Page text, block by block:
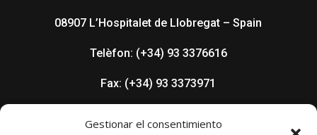
Gestionar el consentimiento
08907 L’Hospitalet de Llobregat – Spain
Telèfon: (+34) 93 3376616
Fax: (+34) 93 3373971